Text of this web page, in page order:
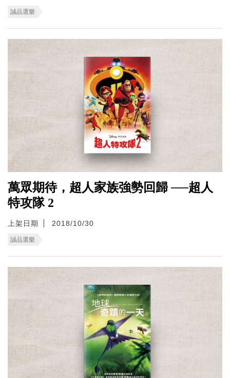
誠品選樂
萬眾期待，超人家族強勢回歸 ──超人
特攻隊 2
上架日期 2018/10/30
誠品選樂